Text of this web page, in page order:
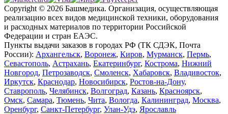
Copyright © 2026 Башмедика. Организация, осуществляющая
реализацию всех видов медицинской техники, оборудования
и расходных материалов по территории Российской
Федерации и стран ЕАЭС.
Пункты выдачи заказов в городах РФ (ТК СДЭК, Почта
России): Архангельск, Воронеж, Киров, Мурманск, Пермь,
Севастополь, Астрахань, Екатеринбург, Кострома, Нижний
Новгород, Петрозаводск, Смоленск, Хабаровск, Владивосток,
Иркутск, Краснодар, Новосибирск, Ростов-на-Дону,
Ставрополь, Челябинск, Волгоград, Казань, Красноярск,
Омск, Самара, Тюмень, Чита, Вологда, Калининград, Москва,
Оренбург, Санкт-Петербург, Улан-Удэ, Ярославль